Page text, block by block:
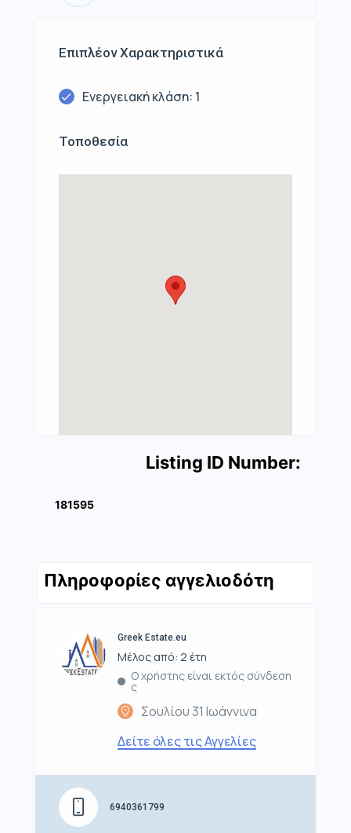
Επιπλέον Χαρακτηριστικά
Ενεργειακή κλάση: 1
Τοποθεσία
Listing ID Number:
181595
Πληροφορίες αγγελιοδότη
Greek Estate.eu
Μέλος από: 2 έτη
Ο χρήστης είναι εκτός σύνδεση
ς
Σουλίου 31 Ιωάννινα
Δείτε όλες τις Αγγελίες
6940361799